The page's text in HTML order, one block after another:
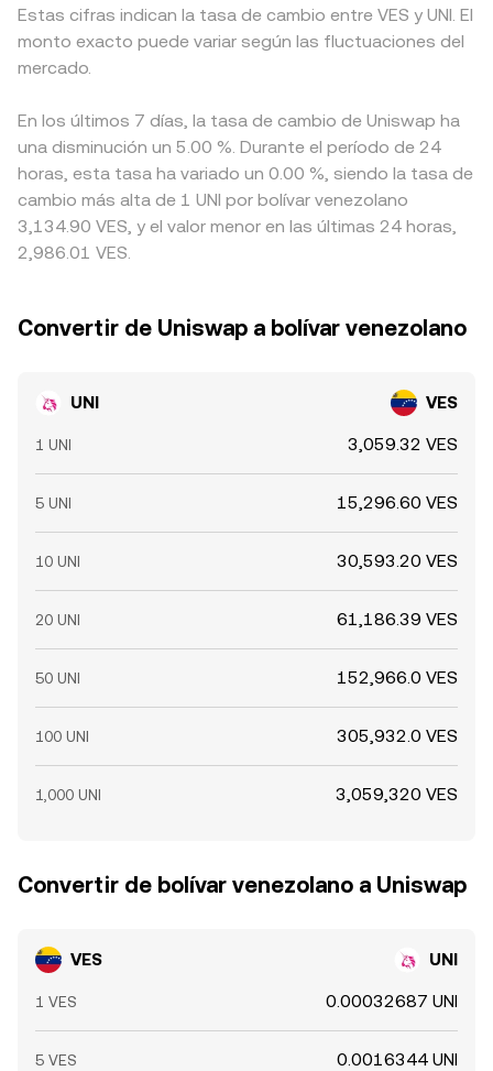
Estas cifras indican la tasa de cambio entre VES y UNI. El
monto exacto puede variar según las fluctuaciones del
mercado.
En los últimos 7 días, la tasa de cambio de Uniswap ha
una disminución un 5.00 %. Durante el período de 24
horas, esta tasa ha variado un 0.00 %, siendo la tasa de
cambio más alta de 1 UNI por bolívar venezolano
3,134.90 VES, y el valor menor en las últimas 24 horas,
2,986.01 VES.
Convertir de Uniswap a bolívar venezolano
UNI VES
1 UNI 3,059.32 VES
5 UNI 15,296.60 VES
10 UNI 30,593.20 VES
20 UNI 61,186.39 VES
50 UNI 152,966.0 VES
100 UNI 305,932.0 VES
1,000 UNI 3,059,320 VES
Convertir de bolívar venezolano a Uniswap
VES UNI
1 VES 0.00032687 UNI
5 VES 0.0016344 UNI